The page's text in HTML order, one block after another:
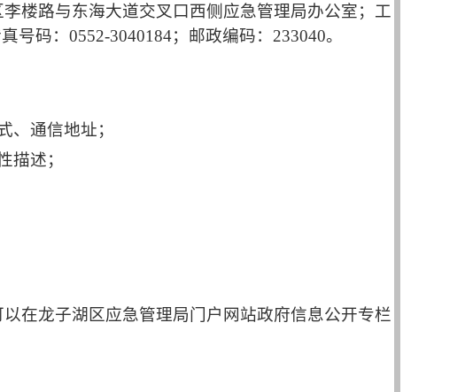
楼路与东海大道交叉口西侧应急管理局办公室； 工
号码： 0552-3040184；邮政编码： 233040。
、通信地址；
描述；
以在龙子湖区应急管理局门户网站政府信息公开专栏